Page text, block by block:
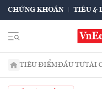
CHỨNG KHOÁN TIÊU &
TIÊU ĐIỂMĐẦU TƯTÀI